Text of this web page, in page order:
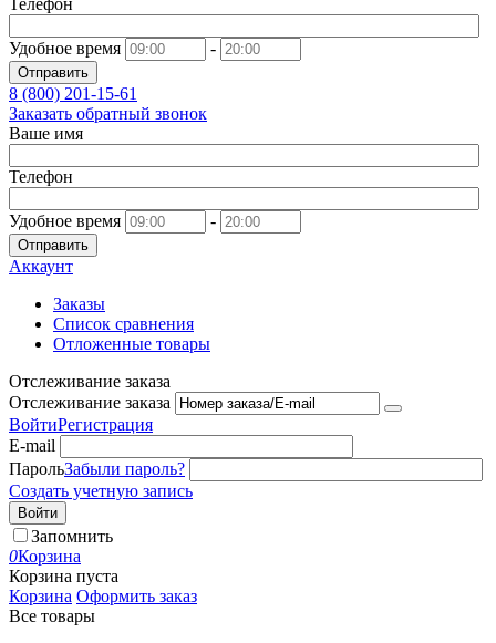
Телефон
Удобное время -
Отправить
8 (800) 201-15-61
Заказать обратный звонок
Ваше имя
Телефон
Удобное время -
Отправить
Аккаунт
Заказы
Список сравнения
Отложенные товары
Отслеживание заказа
Отслеживание заказа
ВойтиРегистрация
E-mail
ПарольЗабыли пароль?
Создать учетную запись
Войти
Запомнить
0Корзина
Корзина пуста
Корзина Оформить заказ
Все товары